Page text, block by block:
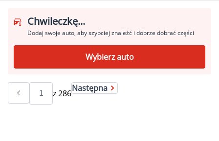
Chwileczkę...
Dodaj swoje auto, aby szybciej znaleźć i dobrze dobrać części
Wybierz auto
z286Następna